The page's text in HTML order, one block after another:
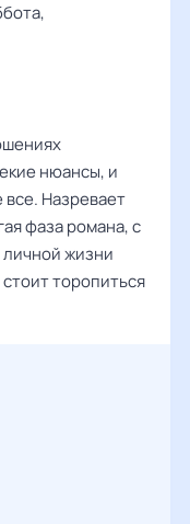
нюансы, и
Назревает
фаза романа, с
жизни
торопиться